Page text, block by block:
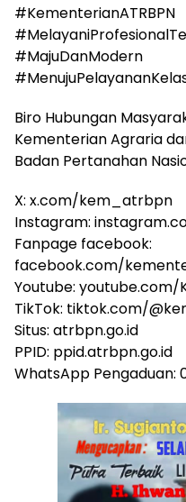
#KementerianATRBPN
#MajuDanModern
Biro Hubungan
Kementerian Agraria
Badan Pertanahan
X: x.com/kem_atrbpn
Instagram:
Fanpage facebook:
facebook.com/
Youtube: youtube.com/
TikTok: tiktok.com/
Situs: atrbpn.go.id
PPID: ppid.atrbpn.go.id
WhatsApp Pengaduan: